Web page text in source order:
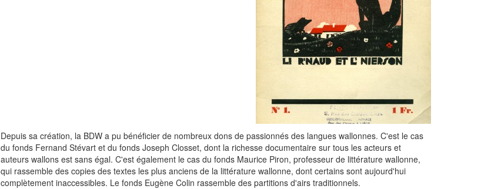
Depuis sa création, la BDW a pu bénéficier de nombreux dons de passionnés des langues wallonnes. C'est le cas
du fonds Fernand Stévart et du fonds Joseph Closset, dont la richesse documentaire sur tous les acteurs et
auteurs wallons est sans égal. C'est également le cas du fonds Maurice Piron, professeur de littérature wallonne,
qui rassemble des copies des textes les plus anciens de la littérature wallonne, dont certains sont aujourd'hui
complètement inaccessibles. Le fonds Eugène Colin rassemble des partitions d'airs traditionnels.